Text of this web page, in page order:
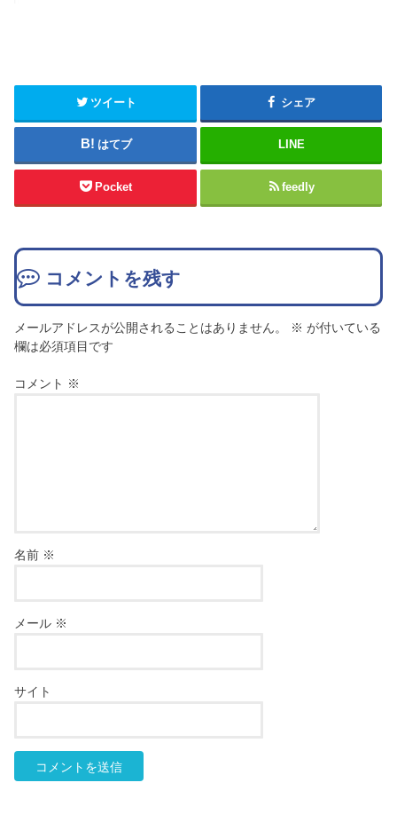
ツイート シェア
はてブ LINE
Pocket feedly
コメントを残す
メールアドレスが公開されることはありません。 ※ が付いている
欄は必須項目です
コメント ※
名前 ※
メール ※
サイト